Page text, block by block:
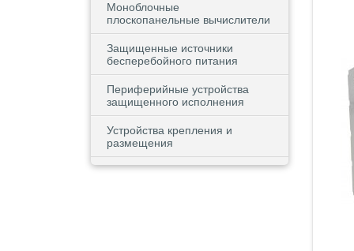
Моноблочные
плоскопанельные вычислители
Защищенные источники
бесперебойного питания
Периферийные устройства
защищенного исполнения
Устройства крепления и
размещения